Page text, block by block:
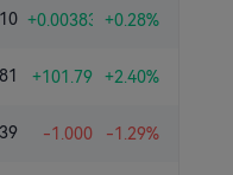
+0.00383 +0.28%
+101.79 +2.40%
-1.000 -1.29%